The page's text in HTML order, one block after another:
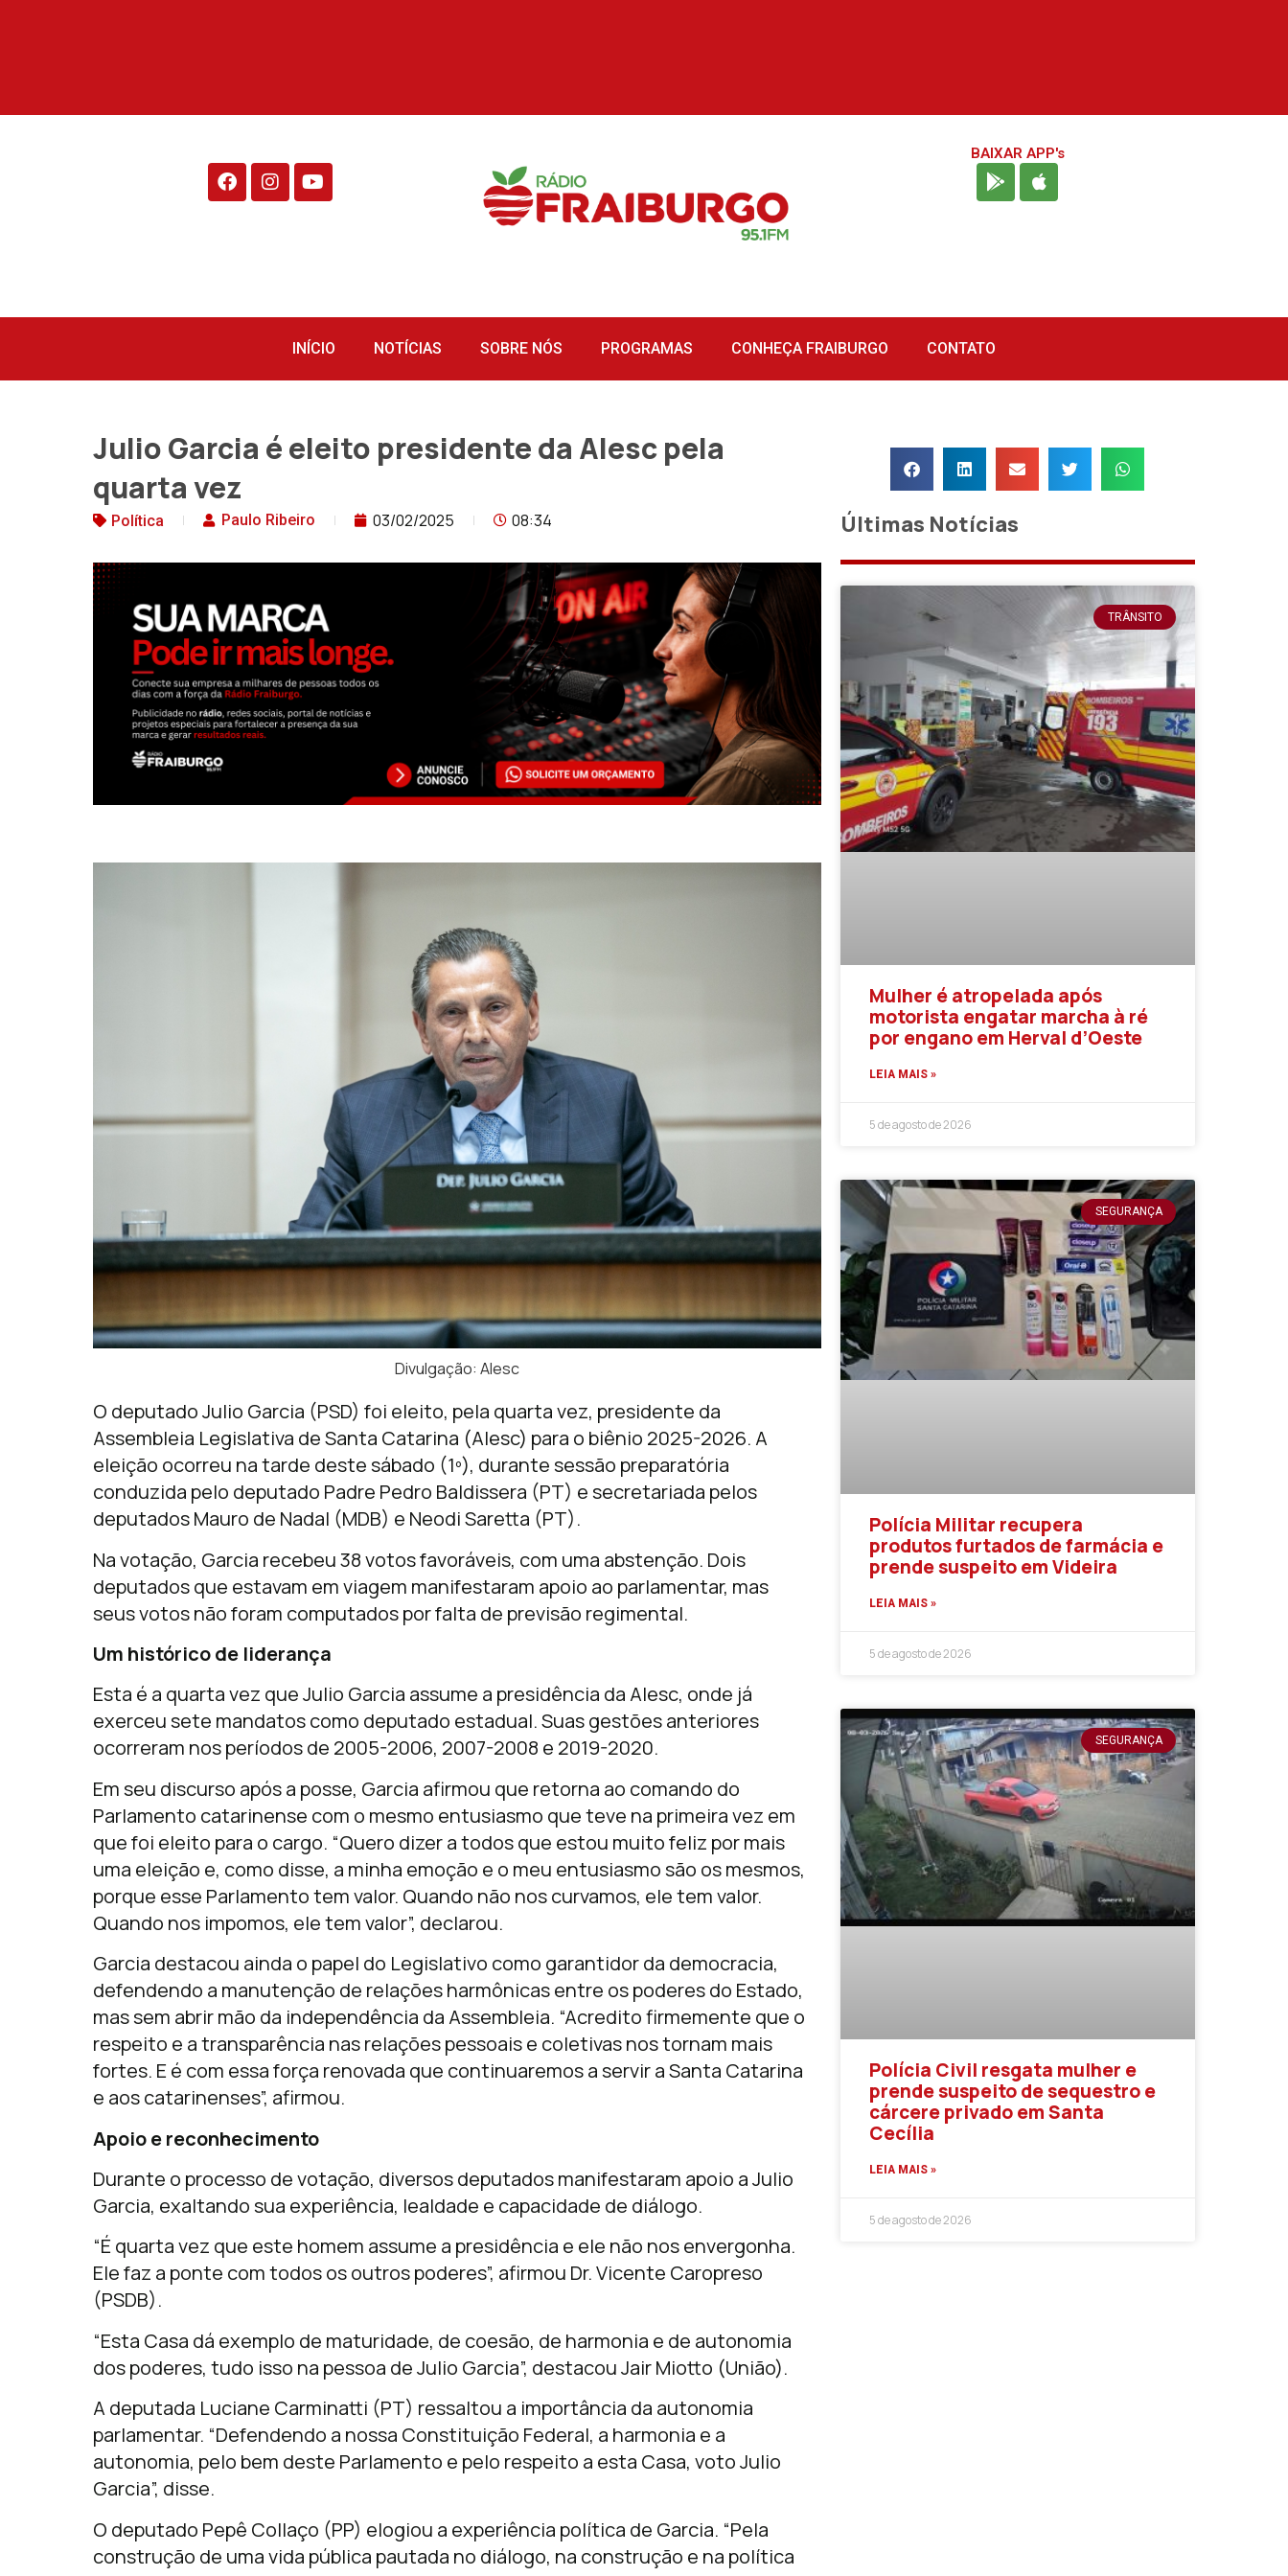
BAIXAR APP's
INÍCIO NOTÍCIAS SOBRE NÓS PROGRAMAS CONHEÇA FRAIBURGO CONTATO
Julio Garcia é eleito presidente da Alesc pela
quarta vez
Política Paulo Ribeiro 03/02/2025 08:34
Divulgação: Alesc
O deputado Julio Garcia (PSD) foi eleito, pela quarta vez, presidente da
Assembleia Legislativa de Santa Catarina (Alesc) para o biênio 2025-2026. A
eleição ocorreu na tarde deste sábado (1º), durante sessão preparatória
conduzida pelo deputado Padre Pedro Baldissera (PT) e secretariada pelos
deputados Mauro de Nadal (MDB) e Neodi Saretta (PT).
Na votação, Garcia recebeu 38 votos favoráveis, com uma abstenção. Dois
deputados que estavam em viagem manifestaram apoio ao parlamentar, mas
seus votos não foram computados por falta de previsão regimental.
Um histórico de liderança
Esta é a quarta vez que Julio Garcia assume a presidência da Alesc, onde já
exerceu sete mandatos como deputado estadual. Suas gestões anteriores
ocorreram nos períodos de 2005-2006, 2007-2008 e 2019-2020.
Em seu discurso após a posse, Garcia afirmou que retorna ao comando do
Parlamento catarinense com o mesmo entusiasmo que teve na primeira vez em
que foi eleito para o cargo. “Quero dizer a todos que estou muito feliz por mais
uma eleição e, como disse, a minha emoção e o meu entusiasmo são os mesmos,
porque esse Parlamento tem valor. Quando não nos curvamos, ele tem valor.
Quando nos impomos, ele tem valor”, declarou.
Garcia destacou ainda o papel do Legislativo como garantidor da democracia,
defendendo a manutenção de relações harmônicas entre os poderes do Estado,
mas sem abrir mão da independência da Assembleia. “Acredito firmemente que o
respeito e a transparência nas relações pessoais e coletivas nos tornam mais
fortes. E é com essa força renovada que continuaremos a servir a Santa Catarina
e aos catarinenses”, afirmou.
Apoio e reconhecimento
Durante o processo de votação, diversos deputados manifestaram apoio a Julio
Garcia, exaltando sua experiência, lealdade e capacidade de diálogo.
“É quarta vez que este homem assume a presidência e ele não nos envergonha.
Ele faz a ponte com todos os outros poderes”, afirmou Dr. Vicente Caropreso
(PSDB).
“Esta Casa dá exemplo de maturidade, de coesão, de harmonia e de autonomia
dos poderes, tudo isso na pessoa de Julio Garcia”, destacou Jair Miotto (União).
A deputada Luciane Carminatti (PT) ressaltou a importância da autonomia
parlamentar. “Defendendo a nossa Constituição Federal, a harmonia e a
autonomia, pelo bem deste Parlamento e pelo respeito a esta Casa, voto Julio
Garcia”, disse.
O deputado Pepê Collaço (PP) elogiou a experiência política de Garcia. “Pela
construção de uma vida pública pautada no diálogo, na construção e na política
Últimas Notícias
TRÂNSITO
Mulher é atropelada após
motorista engatar marcha à ré
por engano em Herval d’Oeste
LEIA MAIS »
5 de agosto de 2026
SEGURANÇA
Polícia Militar recupera
produtos furtados de farmácia e
prende suspeito em Videira
LEIA MAIS »
5 de agosto de 2026
SEGURANÇA
Polícia Civil resgata mulher e
prende suspeito de sequestro e
cárcere privado em Santa
Cecília
LEIA MAIS »
5 de agosto de 2026